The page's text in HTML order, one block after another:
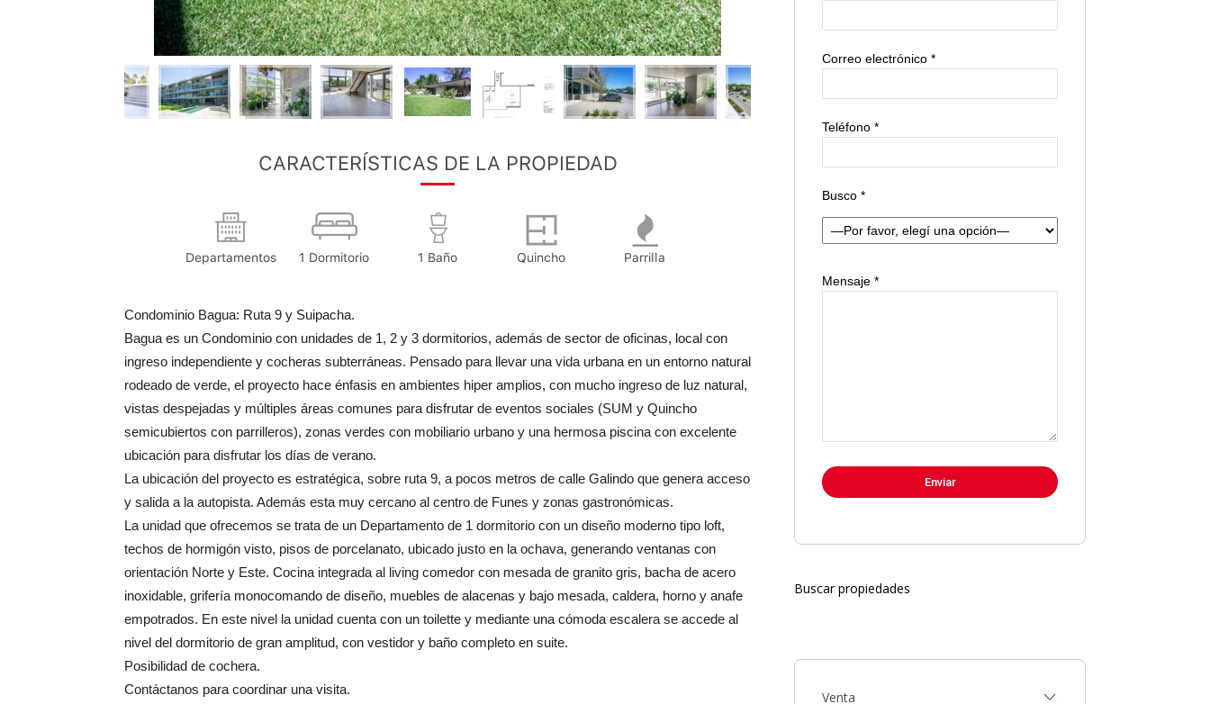
CARACTERÍSTICAS DE LA PROPIEDAD
Departamentos 1 Dormitorio 1 Baño Quincho Parrilla
Condominio Bagua: Ruta 9 y Suipacha.
Bagua es un Condominio con unidades de 1, 2 y 3 dormitorios, además de sector de oficinas, local con
ingreso independiente y cocheras subterráneas. Pensado para llevar una vida urbana en un entorno natural
rodeado de verde, el proyecto hace énfasis en ambientes hiper amplios, con mucho ingreso de luz natural,
vistas despejadas y múltiples áreas comunes para disfrutar de eventos sociales (SUM y Quincho
semicubiertos con parrilleros), zonas verdes con mobiliario urbano y una hermosa piscina con excelente
ubicación para disfrutar los días de verano.
La ubicación del proyecto es estratégica, sobre ruta 9, a pocos metros de calle Galindo que genera acceso
y salida a la autopista. Además esta muy cercano al centro de Funes y zonas gastronómicas.
La unidad que ofrecemos se trata de un Departamento de 1 dormitorio con un diseño moderno tipo loft,
techos de hormigón visto, pisos de porcelanato, ubicado justo en la ochava, generando ventanas con
orientación Norte y Este. Cocina integrada al living comedor con mesada de granito gris, bacha de acero
inoxidable, grifería monocomando de diseño, muebles de alacenas y bajo mesada, caldera, horno y anafe
empotrados. En este nivel la unidad cuenta con un toilette y mediante una cómoda escalera se accede al
nivel del dormitorio de gran amplitud, con vestidor y baño completo en suite.
Posibilidad de cochera.
Contáctanos para coordinar una visita.
Correo electrónico *
Teléfono *
Busco *
Mensaje *
Buscar propiedades